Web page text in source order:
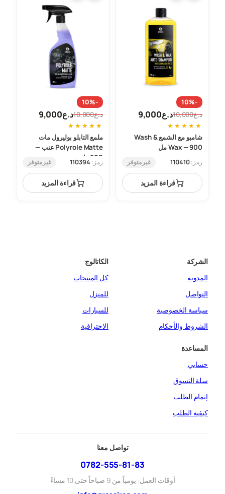
-10%
د.ع10,000السعر
الأصلي
هو:
د.ع10,000.
د.ع9,000
السعر
الحالي
هو:
د.ع9,000.
★
★
★
★
★
شامبو مع الشمع Wash &
Wax — 900 مل
رمز:110410 غير متوفر
قراءة المزيد
-10%
د.ع10,000السعر
الأصلي
هو:
د.ع10,000.
د.ع9,000
السعر
الحالي
هو:
د.ع9,000.
★
★
★
★
★
ملمع التابلو بوليرول مات
Polyrole Matte عنب —
600 مل
رمز: 110394 غير متوفر
قراءة المزيد
الشركة
المدونة
التواصل
سياسة الخصوصية
الشروط والأحكام
الكاتالوج
كل المنتجات
للمنزل
للسيارات
الاحترافية
المساعدة
حسابي
سلة التسوق
إتمام الطلب
كيفية الطلب
تواصل معنا
0782-555-81-83
أوقات العمل: يومياً من 9 صباحاً حتى 10 مساءً